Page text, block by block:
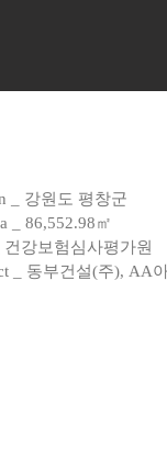
_ 강원도 평창군
_ 86,552.98㎡
건강보험심사평가원
_ 동부건설(주), AA